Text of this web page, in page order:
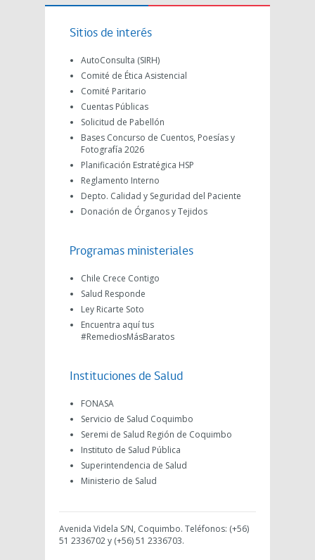
Sitios de interés
AutoConsulta (SIRH)
Comité de Ética Asistencial
Comité Paritario
Cuentas Públicas
Solicitud de Pabellón
Bases Concurso de Cuentos, Poesías y
Fotografía 2026
Planificación Estratégica HSP
Reglamento Interno
Depto. Calidad y Seguridad del Paciente
Donación de Órganos y Tejidos
Programas ministeriales
Chile Crece Contigo
Salud Responde
Ley Ricarte Soto
Encuentra aquí tus
#RemediosMásBaratos
Instituciones de Salud
FONASA
Servicio de Salud Coquimbo
Seremi de Salud Región de Coquimbo
Instituto de Salud Pública
Superintendencia de Salud
Ministerio de Salud
Avenida Videla S/N, Coquimbo. Teléfonos: (+56)
51 2336702 y (+56) 51 2336703.